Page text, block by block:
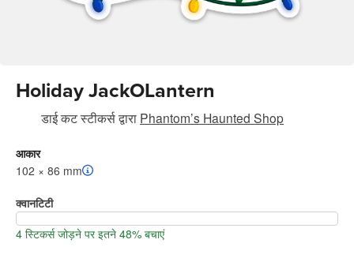
Holiday JackOLantern
डाई कट स्टीकर्सद्वारा Phantom’s Haunted Shop
आकार
102 × 86 mm
क्वानटिटी
4 स्टिकर्स जोड़ने पर इतने 48% बचाएं